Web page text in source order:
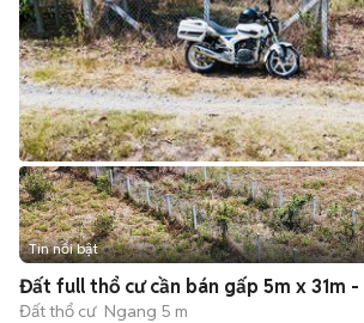
Tin nổi bật
Đất full thổ cư cần bán gấp 5m x 31m -
Đất thổ cư Ngang 5 m